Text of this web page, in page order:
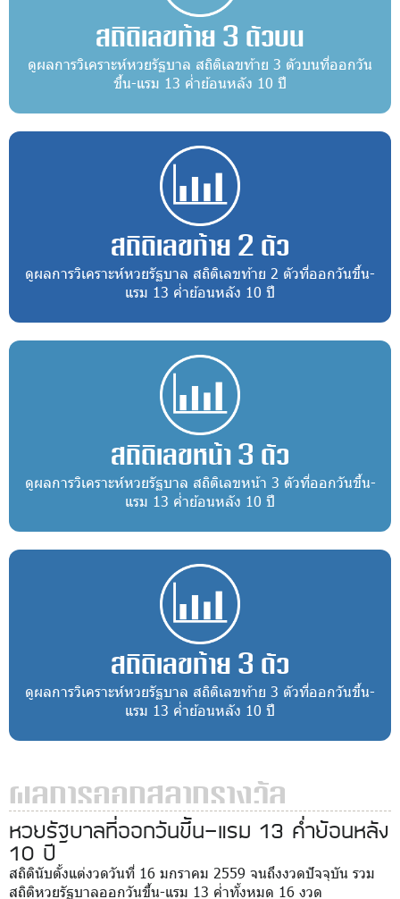
สถิติเลขท้าย 3 ตัวบน
ดูผลการวิเคราะห์หวยรัฐบาล สถิติเลขท้าย 3 ตัวบนที่ออกวัน
ขึ้น-แรม 13 ค่ำย้อนหลัง 10 ปี
สถิติเลขท้าย 2 ตัว
ดูผลการวิเคราะห์หวยรัฐบาล สถิติเลขท้าย 2 ตัวที่ออกวันขึ้น-
แรม 13 ค่ำย้อนหลัง 10 ปี
สถิติเลขหน้า 3 ตัว
ดูผลการวิเคราะห์หวยรัฐบาล สถิติเลขหน้า 3 ตัวที่ออกวันขึ้น-
แรม 13 ค่ำย้อนหลัง 10 ปี
สถิติเลขท้าย 3 ตัว
ดูผลการวิเคราะห์หวยรัฐบาล สถิติเลขท้าย 3 ตัวที่ออกวันขึ้น-
แรม 13 ค่ำย้อนหลัง 10 ปี
ผลการออกสลากรางวัล
หวยรัฐบาลที่ออกวันขึ้น-แรม 13 ค่ำย้อนหลัง
10 ปี
สถิตินับตั้งแต่งวดวันที่ 16 มกราคม 2559 จนถึงงวดปัจจุบัน รวม
สถิติหวยรัฐบาลออกวันขึ้น-แรม 13 ค่ำทั้งหมด 16 งวด